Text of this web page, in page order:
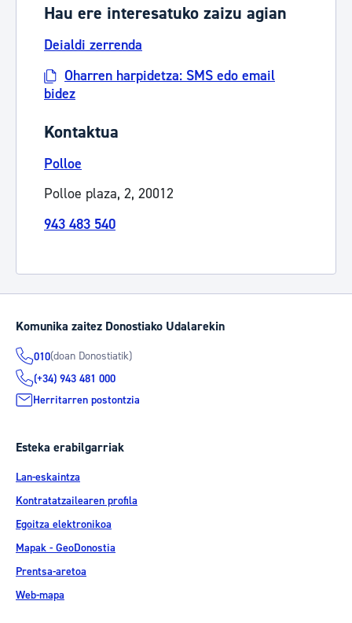
Hau ere interesatuko zaizu agian
Deialdi zerrenda
Oharren harpidetza: SMS edo email
bidez
Kontaktua
Polloe
Polloe plaza, 2, 20012
943 483 540
Komunika zaitez Donostiako Udalarekin
010(doan Donostiatik)
(+34) 943 481 000
Herritarren postontzia
Esteka erabilgarriak
Lan-eskaintza
Kontratatzailearen profila
Egoitza elektronikoa
Mapak - GeoDonostia
Prentsa-aretoa
Web-mapa